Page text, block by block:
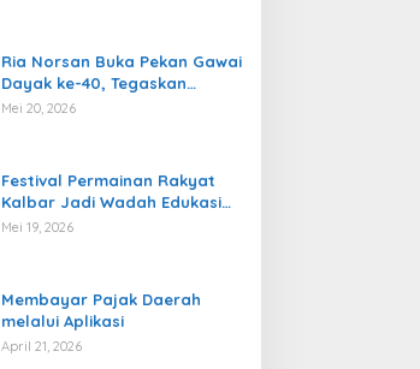
Ria Norsan Buka Pekan Gawai
Dayak ke-40, Tegaskan
Semangat Persatuan dan
Mei 20, 2026
Festival Permainan Rakyat
Kalbar Jadi Wadah Edukasi
Multikultural dan Gaya Hidup
Mei 19, 2026
Membayar Pajak Daerah
melalui Aplikasi
April 21, 2026